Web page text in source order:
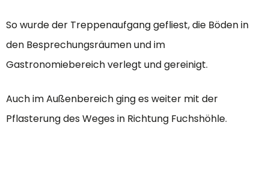
So wurde der Treppenaufgang gefliest, die Böden in
den Besprechungsräumen und im
Gastronomiebereich verlegt und gereinigt.
Auch im Außenbereich ging es weiter mit der
Pflasterung des Weges in Richtung Fuchshöhle.